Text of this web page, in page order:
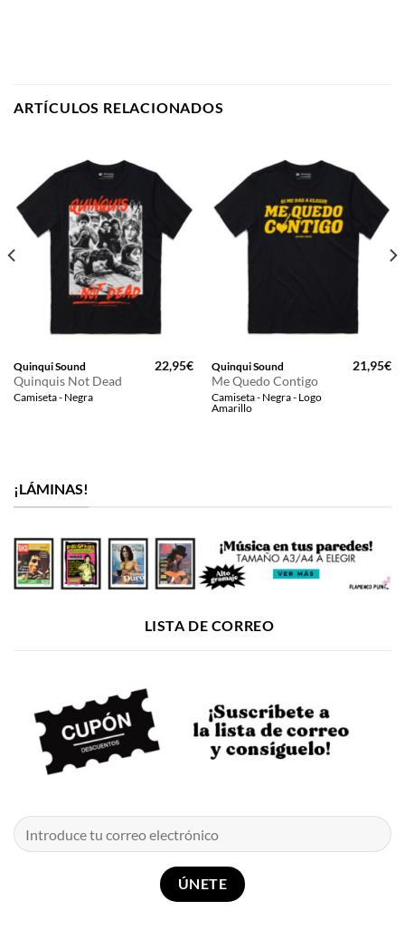
ARTÍCULOS RELACIONADOS
Quinqui Sound
Quinquis Not Dead
Camiseta - Negra
22,95€ Quinqui Sound
Me Quedo Contigo
Camiseta - Negra - Logo
Amarillo
21,95€
¡LÁMINAS!
LISTA DE CORREO